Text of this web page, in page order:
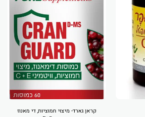
קראן גארד- מיצוי חמוציות, די מאנוז